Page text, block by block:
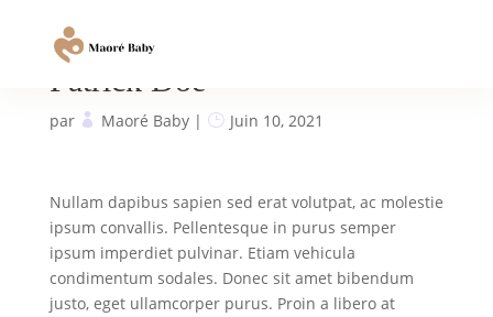
Patrick Doe
par Maoré Baby| Juin 10, 2021
Nullam dapibus sapien sed erat volutpat, ac molestie
ipsum convallis. Pellentesque in purus semper
ipsum imperdiet pulvinar. Etiam vehicula
condimentum sodales. Donec sit amet bibendum
justo, eget ullamcorper purus. Proin a libero at